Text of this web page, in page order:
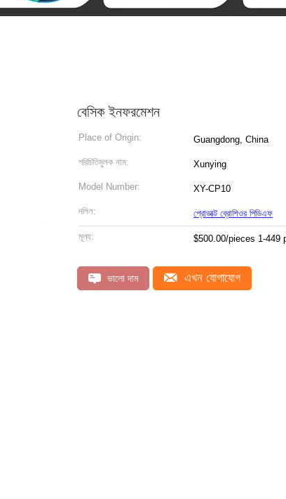
বেসিক ইনফরমেশন
Place of Origin: Guangdong, China
পরিচিতিমুলক নাম: Xunying
Model Number: XY-CP10
দলিল: প্রোডাক্ট ব্রোশিওর পিডিএফ
মূল্য: $500.00/pieces 1-449
ভালো দাম এখন যোগাযোগ